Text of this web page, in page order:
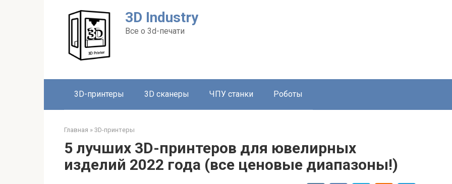
3D Industry
Все о 3d-печати
3D-принтеры 3D сканеры ЧПУ станки Роботы
Главная » 3D-принтеры
5 лучших 3D-принтеров для ювелирных
изделий 2022 года (все ценовые диапазоны!)